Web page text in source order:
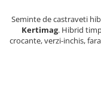
Seminte plante
Seminte ridichi
Rulete masurat
Sape/ Cazmale/ Lopeti
Seminte de castraveti
Kertimag. Hibrid
crocante, verzi-inchis,